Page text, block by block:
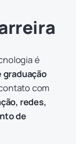
é
graduação
com
redes,
de